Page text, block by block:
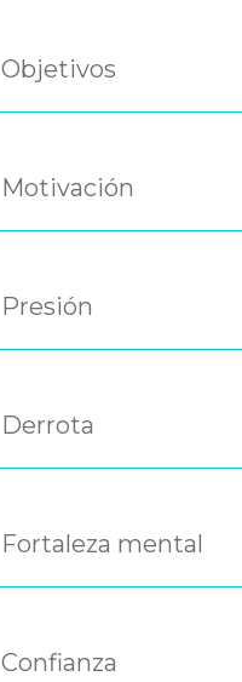
Objetivos
Motivación
Presión
Derrota
Fortaleza mental
Confianza